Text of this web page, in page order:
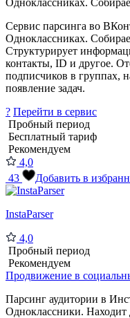
Сервис парсинга во
Одноклассниках.
Структурирует
контакты, ID и другое.
подписчиков в группах,
появление задач.
? Перейти в сервис
Пробный период
Бесплатный тариф
Рекомендуем
4,0
43
Добавить в
InstaParser
4,0
Пробный период
Рекомендуем
Продвижение в
Парсинг аудитории в
Одноклассники.